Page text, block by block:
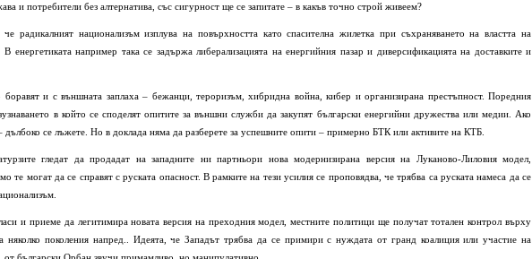
и потребители без алтернатива, със сигурност ще се запитате – в какъв точно строй живеем?
радикалният национализъм изплува на повърхността като спасителна жилетка при съхраняването на властта на
енергетиката например така се задържа либерализацията на енергийния пазар и диверсификацията на доставките и
боравят и с външната заплаха – бежанци, тероризъм, хибридна война, кибер и организирана престъпност. Поредния
в който се споделят опитите за външни служби да закупят български енергийни дружества или медии. Ако
дълбоко се лъжете. Но в доклада няма да разберете за успешните опити – примерно БТК или активите на КТБ.
гледат да продадат на западните ни партньори нова модернизирана версия на Луканово-Лиловия модел,
те могат да се справят с руската опасност. В рамките на тези усилия се проповядва, че трябва са руската намеса да се
и приеме да легитимира новата версия на преходния модел, местните политици ще получат тотален контрол върху
няколко поколения напред.. Идеята, че Западът трябва да се примири с нуждата от гранд коалиция или участие на